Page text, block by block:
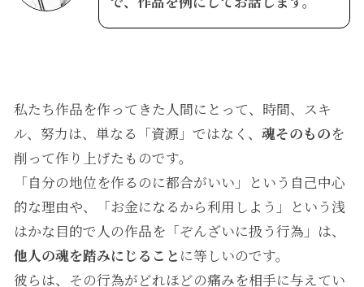
私たち作品を作ってきた人間にとって、時間、スキ
ル、努力は、単なる「資源」ではなく、 魂そのものを
削って作り上げたものです。
「自分の地位を作るのに都合がいい」という自己中心
的な理由や、「お金になるから利用しよう」という浅
はかな目的で人の作品を「ぞんざいに扱う行為」は、
他人の魂を踏みにじること に等しいのです。
彼らは、その行為がどれほどの痛みを相手に与えてい